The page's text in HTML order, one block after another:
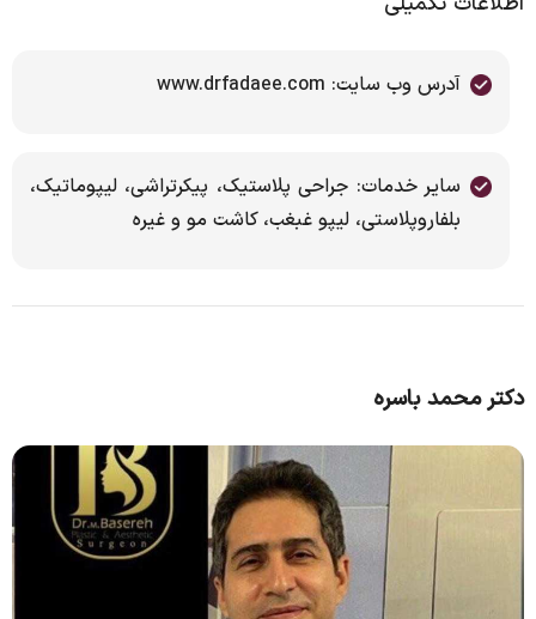
آدرس وب سایت: www.drfadaee.com
سایر خدمات: جراحی پلاستیک، پیکرتراشی، لیپوماتیک،
بلفاروپلاستی، لیپو غبغب، کاشت مو و غیره
دکتر محمد باسره